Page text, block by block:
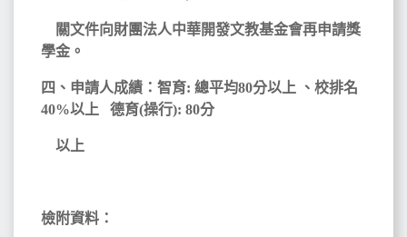
關文件向財團法人中華開發文教基金會再申請獎
學金。
四、申請人成績：智育: 總平均80分以上 、校排名
40%以上 德育(操行): 80分
以上
檢附資料：